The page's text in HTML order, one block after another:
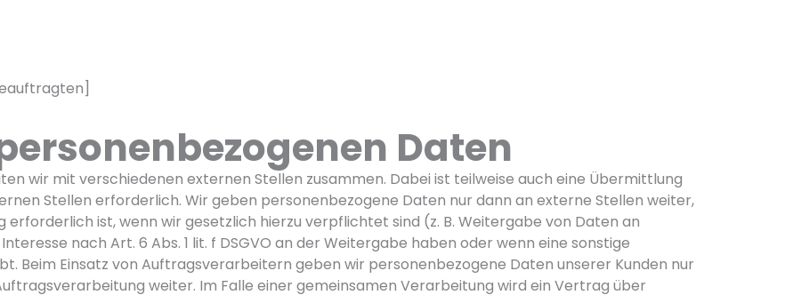
Daten
wir mit verschiedenen externen Stellen zusammen. Dabei ist teilweise auch eine Übermittlung
Stellen erforderlich. Wir geben personenbezogene Daten nur dann an externe Stellen weiter,
ist, wenn wir gesetzlich hierzu verpflichtet sind (z. B. Weitergabe von Daten an
nach Art. 6 Abs. 1 lit. f DSGVO an der Weitergabe haben oder wenn eine sonstige
Beim Einsatz von Auftragsverarbeitern geben wir personenbezogene Daten unserer Kunden nur
weiter. Im Falle einer gemeinsamen Verarbeitung wird ein Vertrag über